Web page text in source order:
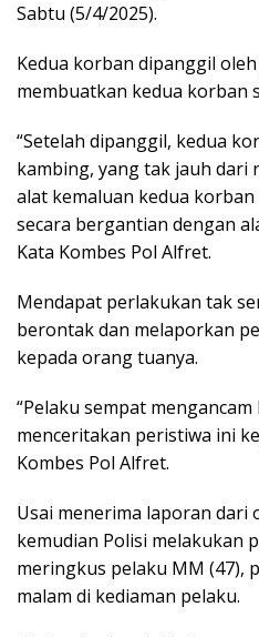
Sabtu (5/4/2025).
Kedua korban dipanggil
membuatkan kedua korban
“Setelah dipanggil, kedua
kambing, yang tak jauh dari
alat kemaluan kedua
secara bergantian dengan
Kata Kombes Pol Alfret.
Mendapat perlakukan tak
berontak dan melaporkan
kepada orang tuanya.
“Pelaku sempat
menceritakan peristiwa ini
Kombes Pol Alfret.
Usai menerima laporan dari
kemudian Polisi melakukan
meringkus pelaku MM (47),
malam di kediaman pelaku.